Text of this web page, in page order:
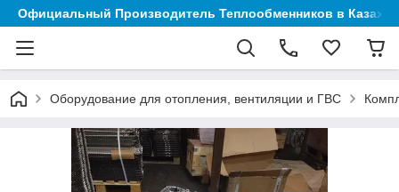
Официальный Производитель Теплообменников в
Оборудование для отопления, вентиляции и ГВС